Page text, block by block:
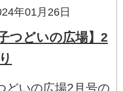
年01月26日
つどいの広場】2
どいの広場2月号の